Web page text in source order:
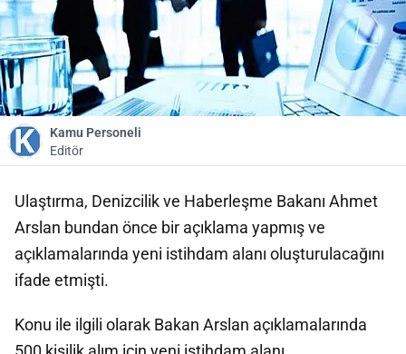
Kamu Personeli
Editör
Ulaştırma, Denizcilik ve Haberleşme Bakanı Ahmet
Arslan bundan önce bir açıklama yapmış ve
açıklamalarında yeni istihdam alanı oluşturulacağını
ifade etmişti.
Konu ile ilgili olarak Bakan Arslan açıklamalarında